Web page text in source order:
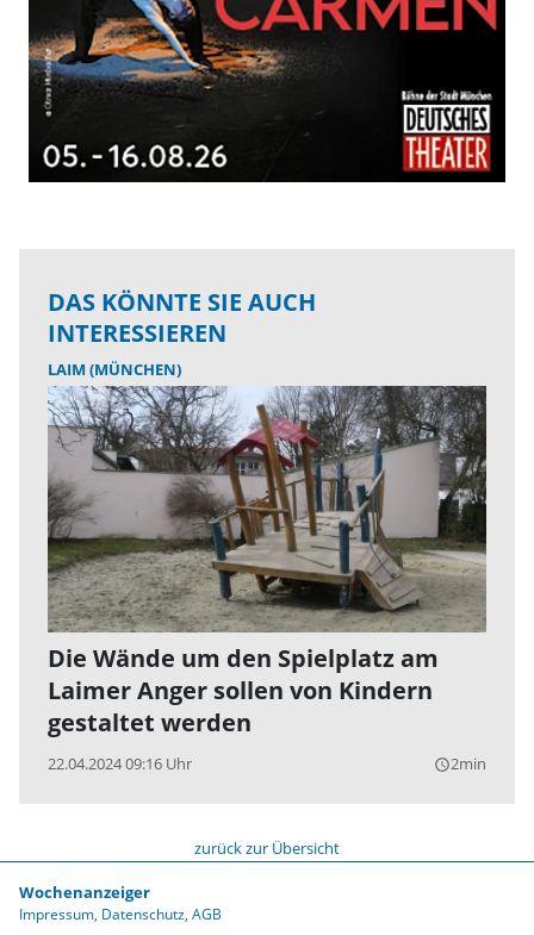
DAS KÖNNTE SIE AUCH
INTERESSIEREN
LAIM (MÜNCHEN)
Die Wände um den Spielplatz am
Laimer Anger sollen von Kindern
gestaltet werden
22.04.2024 09:16 Uhr query_builder2min
zurück zur Übersicht
Wochenanzeiger
Impressum Datenschutz AGB